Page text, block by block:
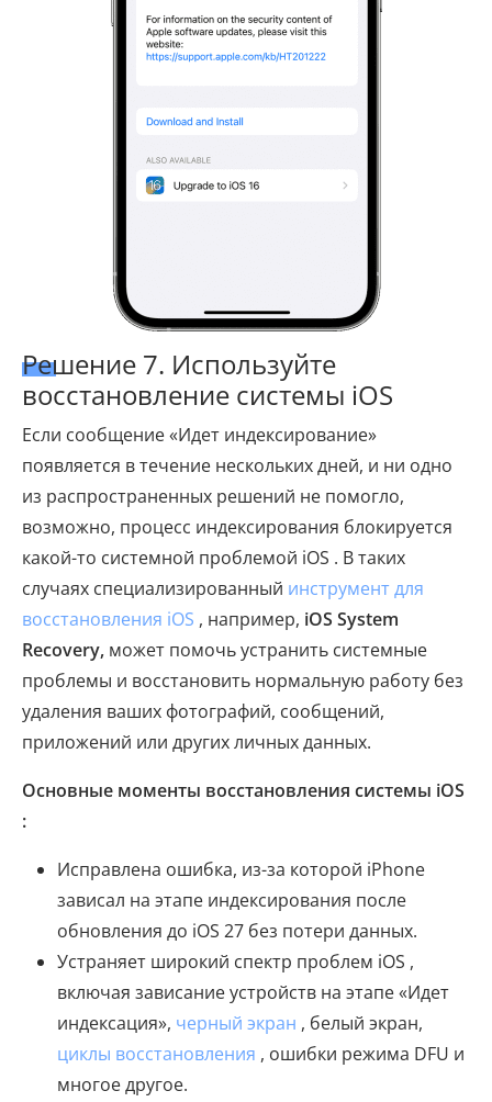
Решение 7. Используйте
восстановление системы iOS
Если сообщение «Идет индексирование»
появляется в течение нескольких дней, и ни одно
из распространенных решений не помогло,
возможно, процесс индексирования блокируется
какой-то системной проблемой iOS . В таких
случаях специализированный инструмент для
восстановления iOS , например, iOS System
Recovery, может помочь устранить системные
проблемы и восстановить нормальную работу без
удаления ваших фотографий, сообщений,
приложений или других личных данных.
Основные моменты восстановления системы iOS
:
Исправлена ​​ошибка, из-за которой iPhone
зависал на этапе индексирования после
обновления до iOS 27 без потери данных.
Устраняет широкий спектр проблем iOS ,
включая зависание устройств на этапе «Идет
индексация», черный экран , белый экран,
циклы восстановления , ошибки режима DFU и
многое другое.